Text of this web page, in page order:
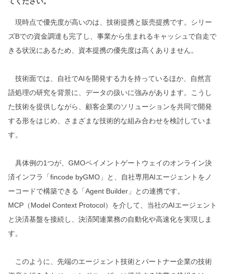
現時点で優先度が高いのは、技術提携と販売提携です。シリー
ズBでの資金調達も完了し、事業から生まれるキャッシュで自走で
きる状況にあるため、資本提携の優先度は高くありません。
技術面では、自社でAIを開発する力を持っているほか、自然言
語処理の研究を背景に、データの扱いに強みがあります。こうし
た技術を提供しながら、顧客企業のソリューションを共同で開発
する形をはじめ、さまざまな技術的な組み合わせを検討していま
す。
具体例の1つが、GMOペイメントゲートウェイのオンライン決
済インフラ「fincode byGMO」と、自社専用AIエージェントをノ
ーコードで構築できる「Agent Builder」との連携です。
MCP（Model Context Protocol）を介して、当社のAIエージェント
と決済基盤を接続し、決済関連業務の自動化や高速化を実現しま
す。
このように、先端のエージェント技術とパートナー企業の技術